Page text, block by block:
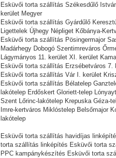
Esküvői torta szállítás Székesdűlő
kerület Megyer
Esküvői torta szállítás Gyárdűlő
Ligettelek Újhegy Népliget Kőbánya-
Esküvői torta szállítás Pösingermajor
Madárhegy Dobogó Szentimreváros
Lágymányos 11. kerület XI. kerület
Esküvői torta szállítás Erzsébetváros 7.
Esküvői torta szállítás Vár I. kerület
Esküvői torta szállítás Bélatelep
lakótelep Erdőskert Gloriett-telep
Szent Lőrinc-lakótelep Krepuska Géza-
Imre-kertváros Miklóstelep Belsőmajor
lakótelep
Esküvői torta szállítás havidíjas
torta szállítás linképítés Esküvői torta
PPC kampánykészítés Esküvői torta